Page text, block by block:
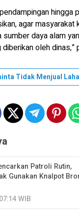
hingga
agar masyarakat
daya alam
oleh dinas,”
Tidak Menjual
Patroli Rutin,
Gunakan Knalpot
WIB